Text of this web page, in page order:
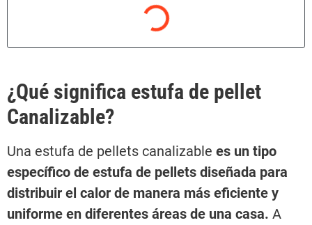
¿Qué significa estufa de pellet
Canalizable?
Una estufa de pellets canalizable es un tipo
específico de estufa de pellets diseñada para
distribuir el calor de manera más eficiente y
uniforme en diferentes áreas de una casa. A